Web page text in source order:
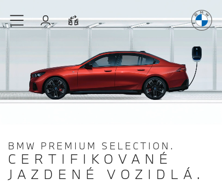
PrihláseniePorovnať
BMW PREMIUM SELECTION.
CERTIFIKOVANÉ
JAZDENÉ VOZIDLÁ.